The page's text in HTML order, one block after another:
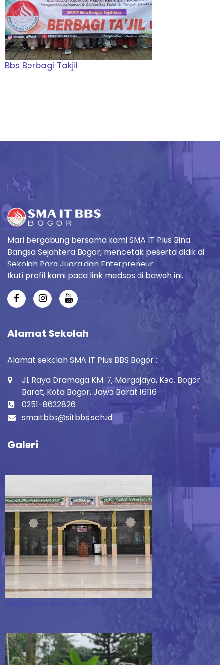
Bbs Berbagi Takjil
Mari bergabung bersama kami SMA IT Plus Bina
Bangsa Sejahtera Bogor, mencetak peserta didik di
Sekolah Para Juara dan Enterpreneur.
Ikuti profil kami pada link medsos di bawah ini.
Alamat Sekolah
Alamat sekolah SMA IT Plus BBS Bogor :
Jl. Raya Dramaga KM. 7, Margajaya, Kec. Bogor
Barat, Kota Bogor, Jawa Barat 16116
0251-8622826
smaitbbs@sitbbs.sch.id
Galeri
Masjid Luas dan Nyaman